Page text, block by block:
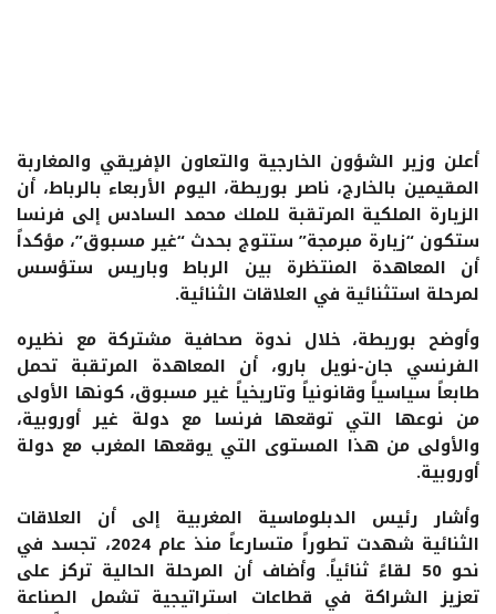
أعلن وزير الشؤون الخارجية والتعاون الإفريقي والمغاربة
المقيمين بالخارج، ناصر بوريطة، اليوم الأربعاء بالرباط، أن
الزيارة الملكية المرتقبة للملك محمد السادس إلى فرنسا
ستكون “زيارة مبرمجة” ستتوج بحدث “غير مسبوق”، مؤكداً
أن المعاهدة المنتظرة بين الرباط وباريس ستؤسس
لمرحلة استثنائية في العلاقات الثنائية.
وأوضح بوريطة، خلال ندوة صحافية مشتركة مع نظيره
الفرنسي جان-نويل بارو، أن المعاهدة المرتقبة تحمل
طابعاً سياسياً وقانونياً وتاريخياً غير مسبوق، كونها الأولى
من نوعها التي توقعها فرنسا مع دولة غير أوروبية،
والأولى من هذا المستوى التي يوقعها المغرب مع دولة
أوروبية.
وأشار رئيس الدبلوماسية المغربية إلى أن العلاقات
الثنائية شهدت تطوراً متسارعاً منذ عام 2024، تجسد في
نحو 50 لقاءً ثنائياً. وأضاف أن المرحلة الحالية تركز على
تعزيز الشراكة في قطاعات استراتيجية تشمل الصناعة